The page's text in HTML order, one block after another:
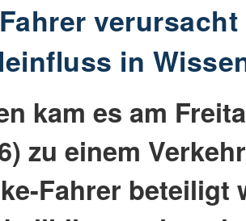
in
kam es am
zu einem
Fahrer beteiligt